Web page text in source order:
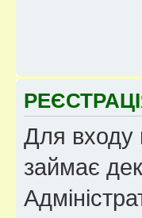
Для входу
займає